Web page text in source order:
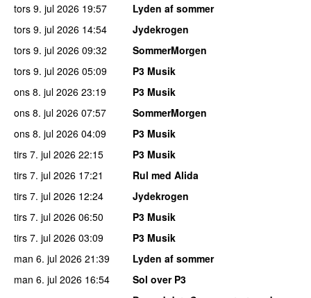
tors 9. jul 2026 19:57
Lyden af sommer
tors 9. jul 2026 14:54
Jydekrogen
tors 9. jul 2026 09:32
SommerMorgen
tors 9. jul 2026 05:09
P3 Musik
ons 8. jul 2026 23:19
P3 Musik
ons 8. jul 2026 07:57
SommerMorgen
ons 8. jul 2026 04:09
P3 Musik
tirs 7. jul 2026 22:15
P3 Musik
tirs 7. jul 2026 17:21
Rul med Alida
tirs 7. jul 2026 12:24
Jydekrogen
tirs 7. jul 2026 06:50
P3 Musik
tirs 7. jul 2026 03:09
P3 Musik
man 6. jul 2026 21:39
Lyden af sommer
man 6. jul 2026 16:54
Sol over P3